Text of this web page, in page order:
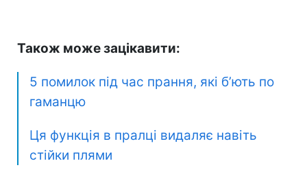
Також може зацікавити:
5 помилок під час прання, які б’ють по
гаманцю
Ця функція в пралці видаляє навіть
стійки плями